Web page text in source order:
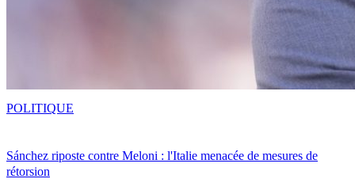
Sánchez riposte contre Meloni : l'Italie menacée de mesures de
rétorsion
POLITIQUE